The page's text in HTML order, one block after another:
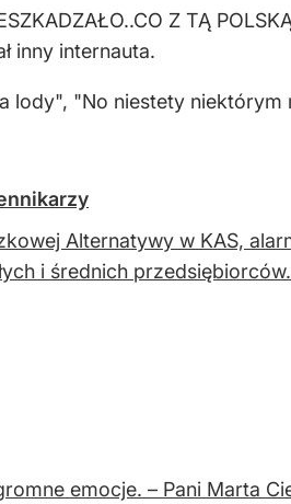
Z TĄ
inny internauta.
"No niestety
Alternatywy w KAS,
i średnich przedsiębiorców.
emocje. – Pani Marta